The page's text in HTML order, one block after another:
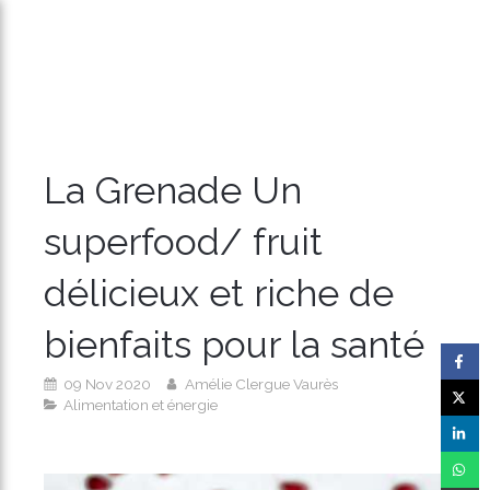
La Grenade Un
superfood/ fruit
délicieux et riche de
bienfaits pour la santé
09 Nov 2020
Amélie Clergue Vaurès
Alimentation et énergie